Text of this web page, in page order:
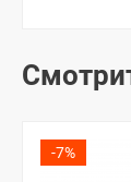
-7%